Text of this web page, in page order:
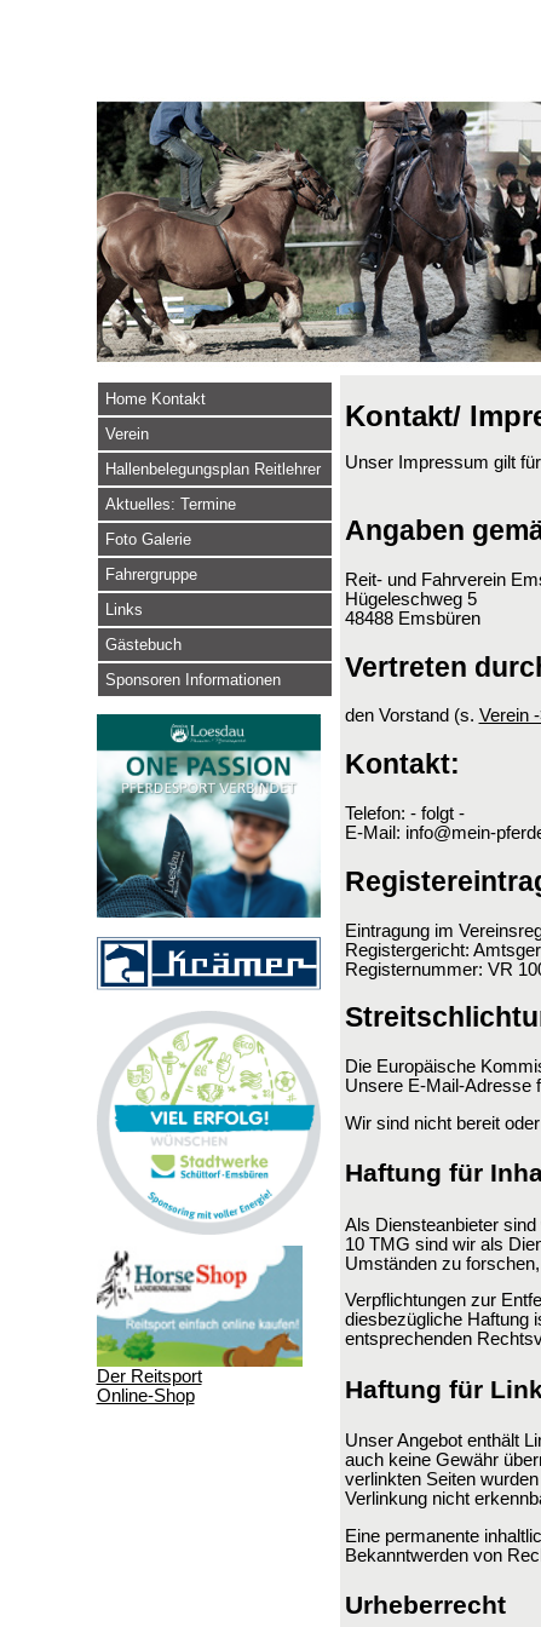
Home Kontakt
Verein
Hallenbelegungsplan Reitlehrer
Aktuelles: Termine
Foto Galerie
Fahrergruppe
Links
Gästebuch
Sponsoren Informationen
Der Reitsport
Online-Shop
Kontakt/
Unser Impressum gilt
Angaben
Reit- und Fahrverein
Hügeleschweg 5
48488 Emsbüren
Vertreten
den Vorstand (s. Verein
Kontakt:
Telefon: - folgt -
E-Mail: info@mein-
Eintragung im
Registergericht:
Registernummer: VR
Die Europäische
Unsere E-Mail-Adresse
Wir sind nicht bereit
Haftung für
Als Diensteanbieter
10 TMG sind wir als
Umständen zu
Verpflichtungen zur
diesbezügliche Haftung
entsprechenden
Haftung für
Unser Angebot enthält
auch keine Gewähr
verlinkten Seiten
Verlinkung nicht
Eine permanente
Bekanntwerden von
Urheberrecht